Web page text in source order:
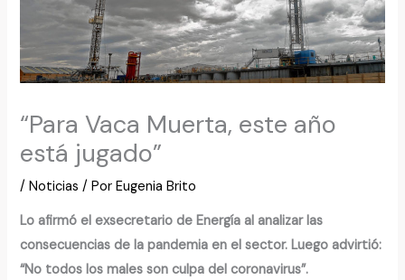
“Para Vaca Muerta, este año
está jugado”
/Noticias / PorEugenia Brito
Lo afirmó el exsecretario de Energía al analizar las
consecuencias de la pandemia en el sector. Luego advirtió:
“No todos los males son culpa del coronavirus”.